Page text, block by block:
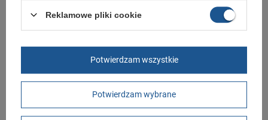
Materiał zewnętrzny
Zapięcie sznurowane
Szerokość towaru w
centymetrach
Więcej
20
Reklamowe pliki cookie
Potwierdzam wybrane
Potwierdzam wszystkie